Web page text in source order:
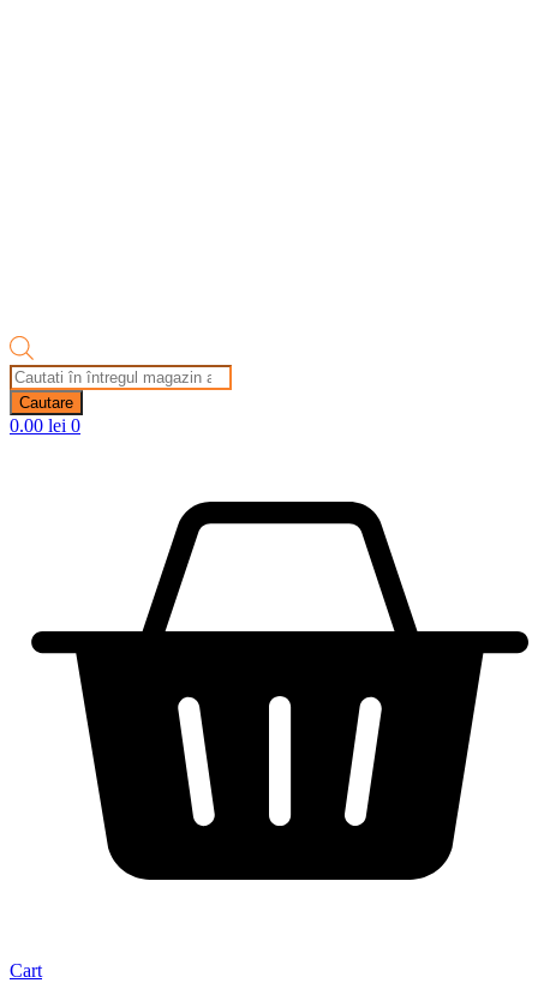
Products
search
Cautare
0.00 lei 0
Cart